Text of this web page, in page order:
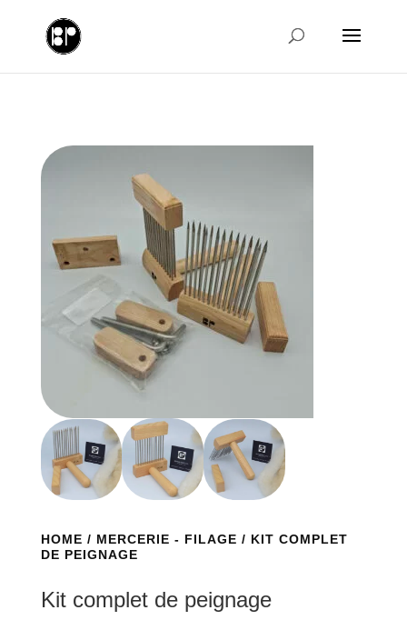
HOME / MERCERIE - FILAGE / KIT COMPLET
DE PEIGNAGE
Kit complet de peignage